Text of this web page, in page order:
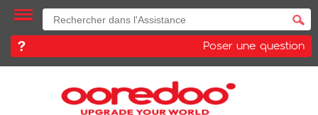
Poser une question